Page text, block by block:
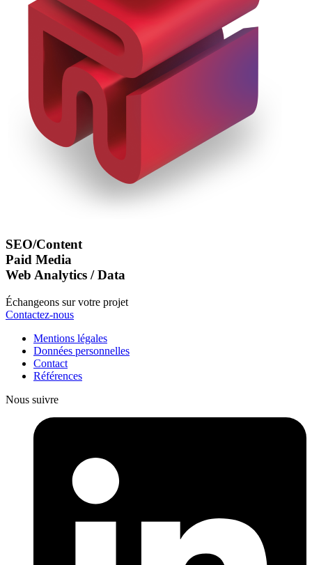
SEO/Content
Paid Media
Web Analytics / Data
Échangeons sur votre projet
Contactez-nous
Mentions légales
Données personnelles
Contact
Références
Nous suivre